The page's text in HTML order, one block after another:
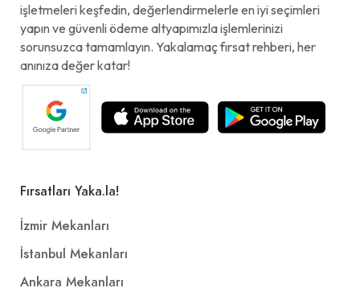
işletmeleri keşfedin, değerlendirmelerle en iyi seçimleri
yapın ve güvenli ödeme altyapımızla işlemlerinizi
sorunsuzca tamamlayın. Yakalamaç fırsat rehberi, her
anınıza değer katar!
Fırsatları Yaka.la!
İzmir Mekanları
İstanbul Mekanları
Ankara Mekanları